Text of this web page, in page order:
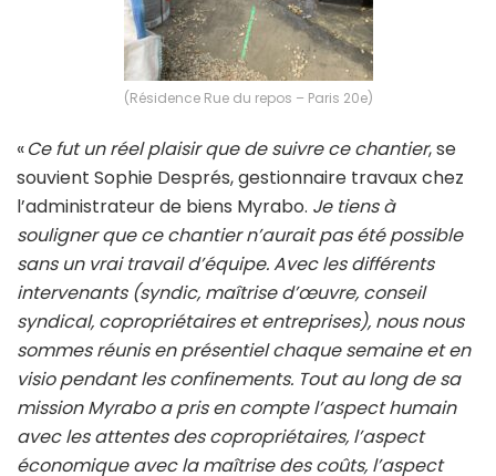
(Résidence Rue du repos – Paris 20e)
«Ce fut un réel plaisir que de suivre ce chantier, se
souvient Sophie Després, gestionnaire travaux chez
l’administrateur de biens Myrabo. Je tiens à
souligner que ce chantier n’aurait pas été possible
sans un vrai travail d’équipe. Avec les différents
intervenants (syndic, maîtrise d’œuvre, conseil
syndical, copropriétaires et entreprises), nous nous
sommes réunis en présentiel chaque semaine et en
visio pendant les confinements. Tout au long de sa
mission Myrabo a pris en compte l’aspect humain
avec les attentes des copropriétaires, l’aspect
économique avec la maîtrise des coûts, l’aspect